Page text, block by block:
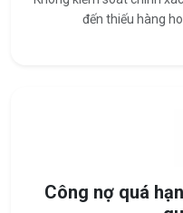
đến thiếu hàng
Công nợ quá